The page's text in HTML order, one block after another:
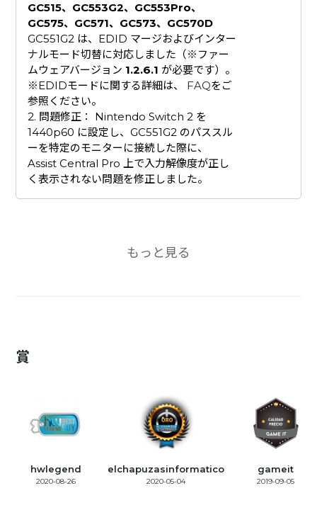
GC515、GC553G2、GC553Pro、
GC575、GC571、GC573、GC570D
GC551G2 は、EDID マージおよびインター
ナルモード切替に対応しました（※ファー
ムウェアバージョン 1.2.6.1 が必要です）。
※EDIDモードに関する詳細は、 FAQをご
参照ください。
2. 問題修正： Nintendo Switch 2 を
1440p60 に設定し、GC551G2 のパススル
ーを特定のモニターに接続した際に、
Assist Central Pro 上で入力解像度が正し
く表示されない問題を修正しました。
もっと見る
賞
hwlegend
2020-08-26
elchapuzasinformatico
2020-05-04
gameit
2019-09-05